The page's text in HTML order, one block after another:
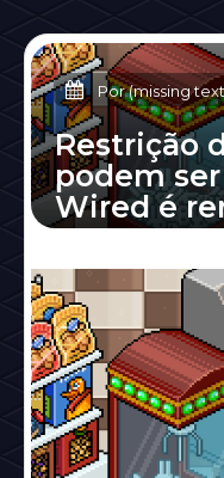
Por (missing
Restrição
podem
Wired é
de mão que
WIRED: Dar